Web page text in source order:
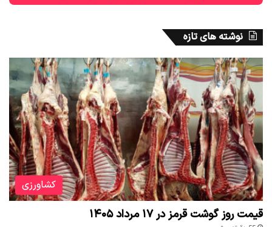
نوشته های تازه
کشاورزی
قیمت روز گوشت قرمز در ۱۷ مرداد ۱۴۰۵